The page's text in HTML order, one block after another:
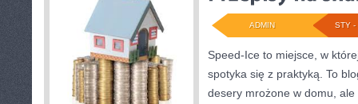
STY -
ADMIN
Speed-Ice to miejsce, w
spotyka się z praktyką. To
desery mrożone w domu,